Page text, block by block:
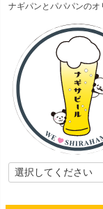
)
ナギパンとパパパンの